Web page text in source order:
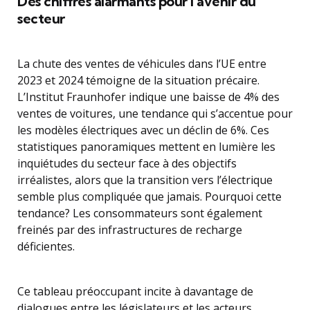
secteur
La chute des ventes de véhicules dans l’UE entre
2023 et 2024 témoigne de la situation précaire.
L’Institut Fraunhofer indique une baisse de 4% des
ventes de voitures, une tendance qui s’accentue pour
les modèles électriques avec un déclin de 6%. Ces
statistiques panoramiques mettent en lumière les
inquiétudes du secteur face à des objectifs
irréalistes, alors que la transition vers l’électrique
semble plus compliquée que jamais. Pourquoi cette
tendance? Les consommateurs sont également
freinés par des infrastructures de recharge
déficientes.
Ce tableau préoccupant incite à davantage de